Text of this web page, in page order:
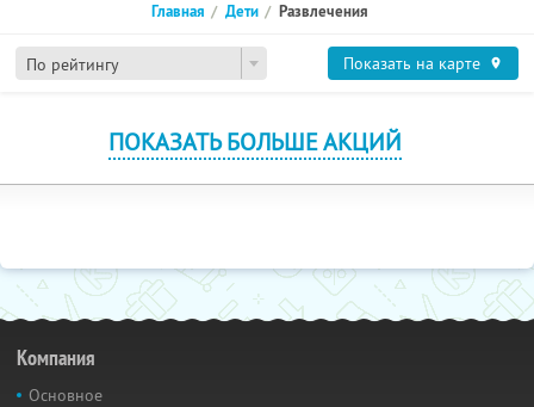
По рейтингу
Главная Дети Развлечения
Показать на карте
ПОКАЗАТЬ БОЛЬШЕ АКЦИЙ
Компания
Основное